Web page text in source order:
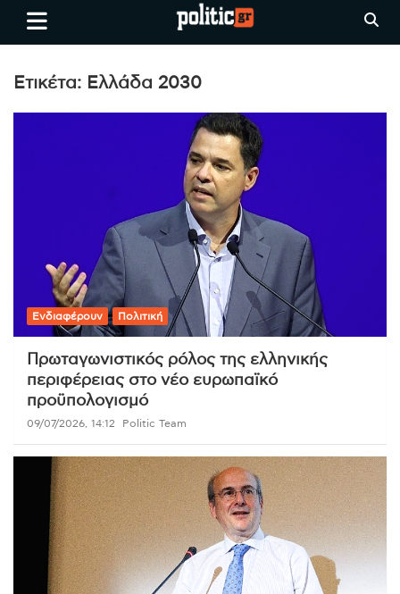
Skip
Ειδήσεις απο τη
Θεσσαλονίκη, την Ελλάδα και
όλο τον Κόσμο
politic.gr
Ετικέτα: Ελλάδα 2030
Ενδιαφέρουν Πολιτική
Πρωταγωνιστικός ρόλος της ελληνικής
περιφέρειας στο νέο ευρωπαϊκό
προϋπολογισμό
09/07/2026, 14:12 Politic Team